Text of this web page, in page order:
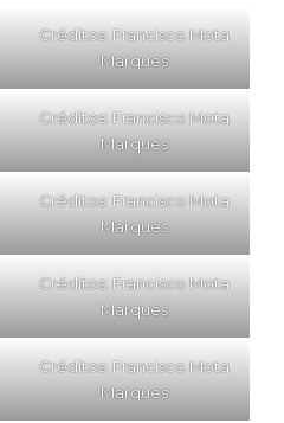
Créditos: Francisco Mota
Marques
Créditos: Francisco Mota
Marques
Créditos: Francisco Mota
Marques
Créditos: Francisco Mota
Marques
Créditos: Francisco Mota
Marques